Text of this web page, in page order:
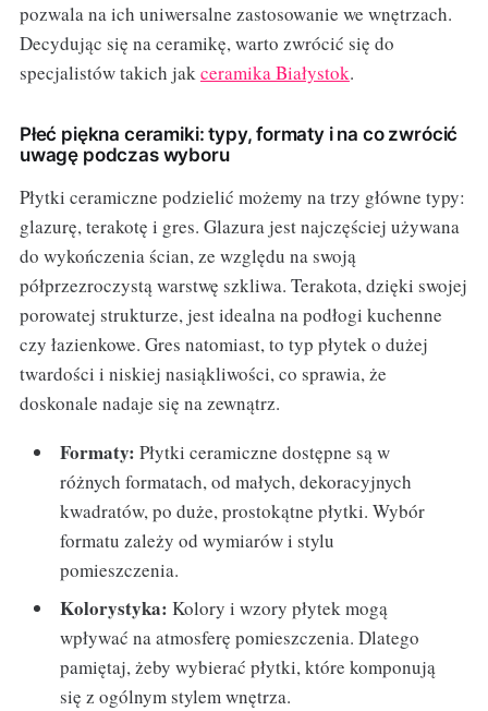
pozwala na ich uniwersalne zastosowanie we wnętrzach.
Decydując się na ceramikę, warto zwrócić się do
specjalistów takich jakceramika Białystok.
Płeć piękna ceramiki: typy, formaty i na co zwrócić
uwagę podczas wyboru
Płytki ceramiczne podzielić możemy na trzy główne typy:
glazurę, terakotę i gres. Glazura jest najczęściej używana
do wykończenia ścian, ze względu na swoją
półprzezroczystą warstwę szkliwa. Terakota, dzięki swojej
porowatej strukturze, jest idealna na podłogi kuchenne
czy łazienkowe. Gres natomiast, to typ płytek o dużej
twardości i niskiej nasiąkliwości, co sprawia, że
doskonale nadaje się na zewnątrz.
Formaty: Płytki ceramiczne dostępne są w
różnych formatach, od małych, dekoracyjnych
kwadratów, po duże, prostokątne płytki. Wybór
formatu zależy od wymiarów i stylu
pomieszczenia.
Kolorystyka: Kolory i wzory płytek mogą
wpływać na atmosferę pomieszczenia. Dlatego
pamiętaj, żeby wybierać płytki, które komponują
się z ogólnym stylem wnętrza.